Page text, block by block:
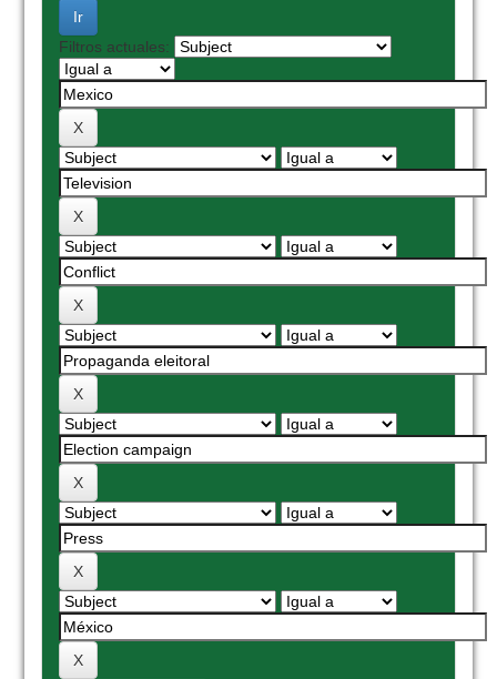
Filtros actuales: